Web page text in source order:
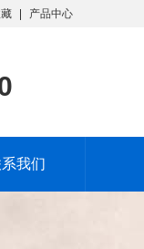
产品中心
我们